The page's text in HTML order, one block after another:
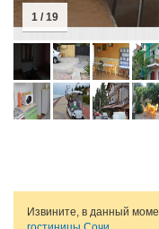
2 / 19
Извините, в данный